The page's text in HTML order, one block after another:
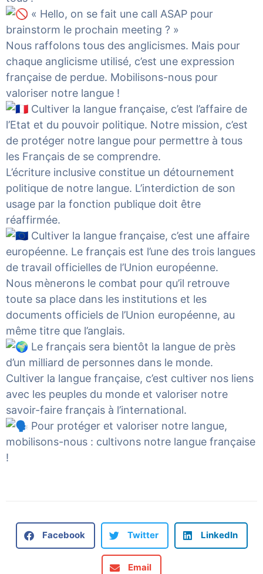
« Hello, on se fait une call ASAP pour
brainstorm le prochain meeting ? »
Nous raffolons tous des anglicismes. Mais pour
chaque anglicisme utilisé, c’est une expression
française de perdue. Mobilisons-nous pour
valoriser notre langue !
Cultiver la langue française, c’est l’affaire de
l’Etat et du pouvoir politique. Notre mission, c’est
de protéger notre langue pour permettre à tous
les Français de se comprendre.
L’écriture inclusive constitue un détournement
politique de notre langue. L’interdiction de son
usage par la fonction publique doit être
réaffirmée.
Cultiver la langue française, c’est une affaire
européenne. Le français est l’une des trois langues
de travail officielles de l’Union européenne.
Nous mènerons le combat pour qu’il retrouve
toute sa place dans les institutions et les
documents officiels de l’Union européenne, au
même titre que l’anglais.
Le français sera bientôt la langue de près
d’un milliard de personnes dans le monde.
Cultiver la langue française, c’est cultiver nos liens
avec les peuples du monde et valoriser notre
savoir-faire français à l’international.
Pour protéger et valoriser notre langue,
mobilisons-nous : cultivons notre langue française
!
Facebook Twitter LinkedIn
Email